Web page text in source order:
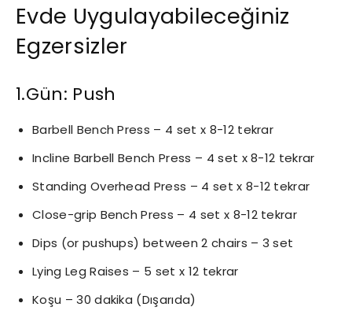
Evde Uygulayabileceğiniz
Egzersizler
1.Gün: Push
Barbell Bench Press – 4 set x 8-12 tekrar
Incline Barbell Bench Press – 4 set x 8-12 tekrar
Standing Overhead Press – 4 set x 8-12 tekrar
Close-grip Bench Press – 4 set x 8-12 tekrar
Dips (or pushups) between 2 chairs – 3 set
Lying Leg Raises – 5 set x 12 tekrar
Koşu – 30 dakika (Dışarıda)